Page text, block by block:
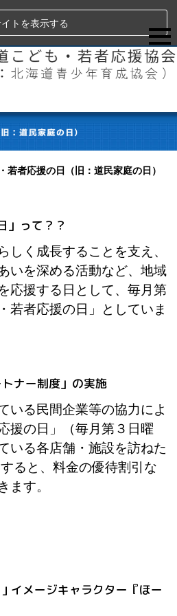
トを表示する
若者応援の日（旧：道民家庭の日）
」って？？
しく成長することを支え、
いを深める活動など、地域
応援する日として、毎月第
若者応援の日」としていま
ナー制度」の実施
いる民間企業等の協力によ
援の日」（毎月第３日曜
いる各店舗・施設を訪ねた
ると、料金の優待割引な
ます。
イメージキャラクター『ほー